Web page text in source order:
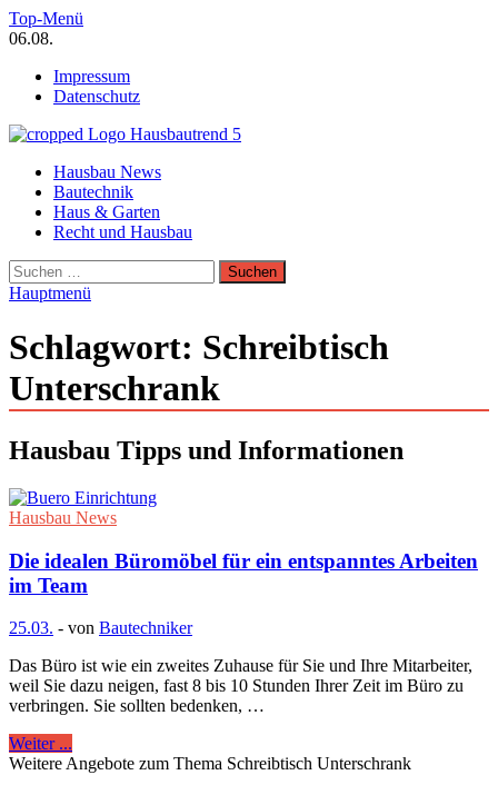
Zum
Inhalt
Top-Menü
06.08.
Impressum
Datenschutz
Hausbautrend Hausbau Trends
Hausbau, Modernisierung, Energietechnik, Haustechnik
Hausbau News
Bautechnik
Haus & Garten
Recht und Hausbau
Suchen
nach:
Hauptmenü
Schlagwort: Schreibtisch
Unterschrank
Hausbau Tipps und Informationen
Hausbau News
Die idealen Büromöbel für ein entspanntes Arbeiten
im Team
25.03. - von Bautechniker
Das Büro ist wie ein zweites Zuhause für Sie und Ihre Mitarbeiter,
weil Sie dazu neigen, fast 8 bis 10 Stunden Ihrer Zeit im Büro zu
verbringen. Sie sollten bedenken, …
Weiter ...
Weitere Angebote zum Thema Schreibtisch Unterschrank